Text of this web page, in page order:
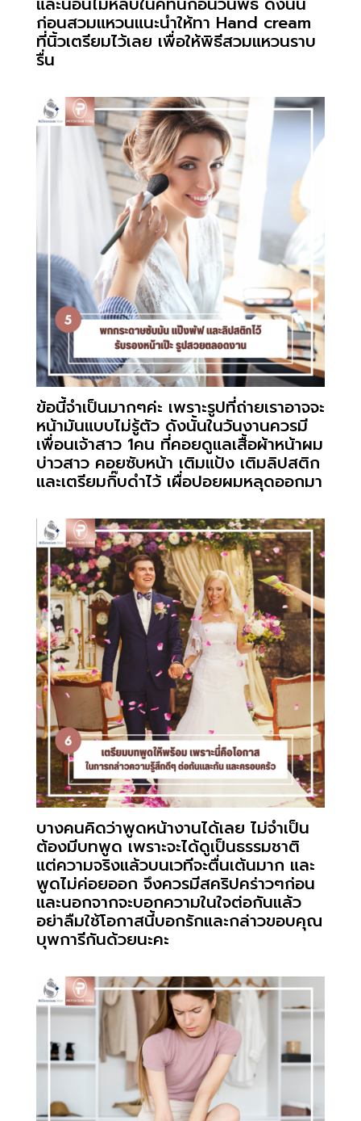
ก่อนสวมแหวนแนะนำให้ทา Hand cream
ที่นิ้วเตรียมไว้เลย เพื่อให้พิธีสวมแหวนราบ
รื่น
ข้อนี้จำเป็นมากๆค่ะ เพราะรูปที่ถ่ายเราอาจจะ
หน้ามันแบบไม่รู้ตัว ดังนั้นในวันงานควรมี
เพื่อนเจ้าสาว 1คน ที่คอยดูแลเสื้อผ้าหน้าผม
บ่าวสาว คอยซับหน้า เติมแป้ง เติมลิปสติก
และเตรียมกิ๊บดำไว้ เผื่อปอยผมหลุดออกมา
บางคนคิดว่าพูดหน้างานได้เลย ไม่จำเป็น
ต้องมีบทพูด เพราะจะได้ดูเป็นธรรมชาติ
แต่ความจริงแล้วบนเวทีจะตื่นเต้นมาก และ
พูดไม่ค่อยออก จึงควรมีสคริปคร่าวๆก่อน
และนอกจากจะบอกความในใจต่อกันแล้ว
อย่าลืมใช้โอกาสนี้บอกรักและกล่าวขอบคุณ
บุพการีกันด้วยนะคะ